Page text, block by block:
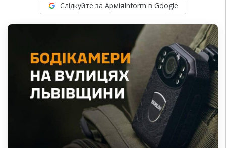
Слідкуйте за АрміяInform в Google